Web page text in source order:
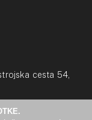
cesta 54,